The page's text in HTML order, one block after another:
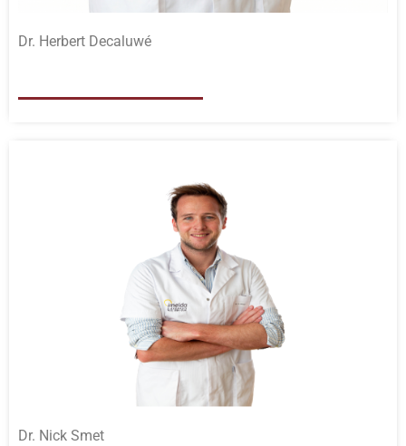
Dr. Herbert Decaluwé
Dr. Nick Smet